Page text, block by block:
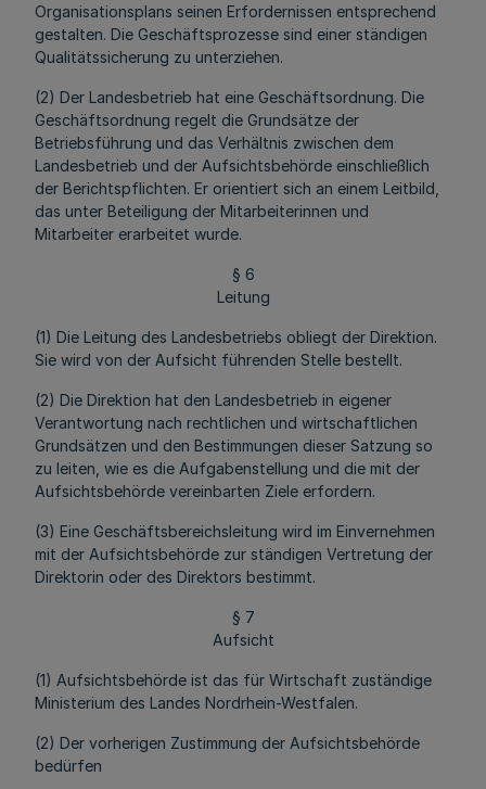
Organisationsplans seinen Erfordernissen entsprechend
gestalten. Die Geschäftsprozesse sind einer ständigen
Qualitätssicherung zu unterziehen.
(2) Der Landesbetrieb hat eine Geschäftsordnung. Die
Geschäftsordnung regelt die Grundsätze der
Betriebsführung und das Verhältnis zwischen dem
Landesbetrieb und der Aufsichtsbehörde einschließlich
der Berichtspflichten. Er orientiert sich an einem Leitbild,
das unter Beteiligung der Mitarbeiterinnen und
Mitarbeiter erarbeitet wurde.
§ 6
Leitung
(1) Die Leitung des Landesbetriebs obliegt der Direktion.
Sie wird von der Aufsicht führenden Stelle bestellt.
(2) Die Direktion hat den Landesbetrieb in eigener
Verantwortung nach rechtlichen und wirtschaftlichen
Grundsätzen und den Bestimmungen dieser Satzung so
zu leiten, wie es die Aufgabenstellung und die mit der
Aufsichtsbehörde vereinbarten Ziele erfordern.
(3) Eine Geschäftsbereichsleitung wird im Einvernehmen
mit der Aufsichtsbehörde zur ständigen Vertretung der
Direktorin oder des Direktors bestimmt.
§ 7
Aufsicht
(1) Aufsichtsbehörde ist das für Wirtschaft zuständige
Ministerium des Landes Nordrhein-Westfalen.
(2) Der vorherigen Zustimmung der Aufsichtsbehörde
bedürfen